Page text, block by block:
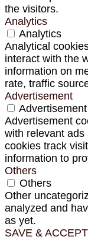
the visitors.
Analytics
Analytics
Analytical
interact with the
information on
rate, traffic
Advertisement
Advertisement
Advertisement
with relevant
cookies track
information to
Others
Others
Other
analyzed and
as yet.
SAVE & ACCEPT